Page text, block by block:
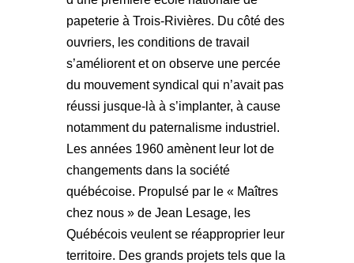
papeterie à Trois-Rivières. Du côté des
ouvriers, les conditions de travail
s’améliorent et on observe une percée
du mouvement syndical qui n’avait pas
réussi jusque-là à s’implanter, à cause
notamment du paternalisme industriel.
Les années 1960 amènent leur lot de
changements dans la société
québécoise. Propulsé par le « Maîtres
chez nous » de Jean Lesage, les
Québécois veulent se réapproprier leur
territoire. Des grands projets tels que la